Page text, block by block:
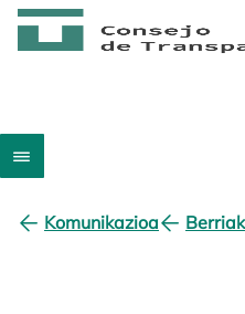
Komunikazioa Berriak